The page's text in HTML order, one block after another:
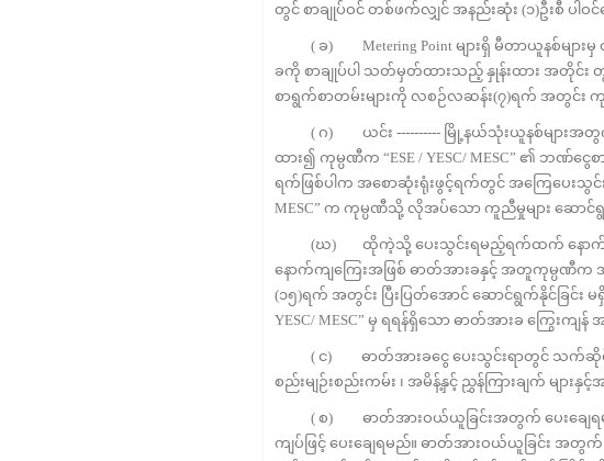
တွင် စာချုပ်ဝင် တစ်ဖက်လျှင် အနည်းဆုံး (၁)ဦးစီ ပ
( ခ) Metering Point များရှိ မီတာယူနစ်များ
ခကို စာချုပ်ပါ သတ်မှတ်ထားသည့် နှုန်းထား အတိုင်း
စာရွက်စာတမ်းများကို လစဉ်လဆန်း(၇)ရက် အတွင်း
( ဂ) ယင်း ---------- မြို့နယ်သုံးယူနစ်များအတွ
ထား၍ ကုမ္ပဏီက “ESE / YESC/ MESC” ၏ ဘဏ်
ရက်ဖြစ်ပါက အစောဆုံးရုံးဖွင့်ရက်တွင် အကြေပေးသွင်း
MESC” က ကုမ္ပဏီသို့ လိုအပ်သော ကူညီမှုများ ဆောင်
(ဃ) ထိုကဲ့သို့ ပေးသွင်းရမည့်ရက်ထက် နောက်ကျပေ
နောက်ကျကြေးအဖြစ် ဓာတ်အားခနှင့် အတူကုမ္ပဏီ
(၁၅)ရက် အတွင်း ပြီးပြတ်အောင် ဆောင်ရွက်နိုင်ခြင်း မရှိပ
YESC/ MESC” မှ ရရန်ရှိသော ဓာတ်အားခ ကြွေး
( င) ဓာတ်အားခငွေ ပေးသွင်းရာတွင် သက်ဆိုင်ရ
စည်းမျဉ်းစည်းကမ်း ၊ အမိန့်နှင့် ညွှန်ကြားချက် များ
( စ) ဓာတ်အားဝယ်ယူခြင်းအတွက် ပေးချေရမည့် ဈ
ကျပ်ဖြင့် ပေးချေရမည်။ ဓာတ်အားဝယ်ယူခြင်း အတွက်